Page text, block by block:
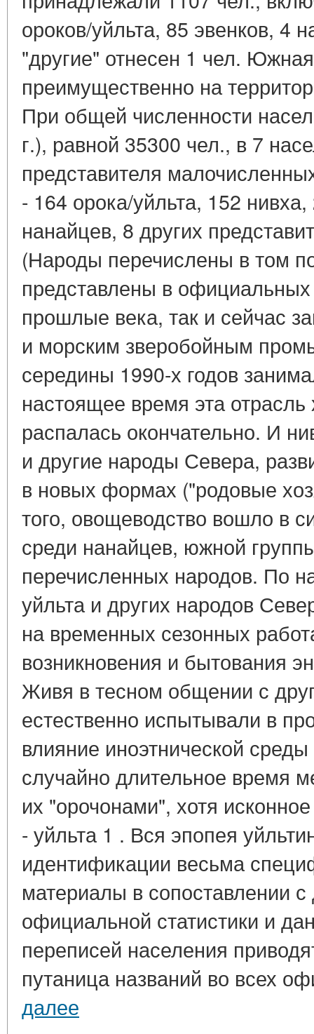
ороков/уйльта, 85 эвенков, 4
"другие" отнесен 1 чел.
преимущественно на
При общей численности
г.), равной 35300 чел., в 7
представителя
- 164 орока/уйльта, 152
нанайцев, 8 других
(Народы перечислены в том
представлены в
прошлые века, так и сейчас
и морским зверобойным
середины 1990-х годов
настоящее время эта отрасль
распалась окончательно. И
и другие народы Севера,
в новых формах ("родовые
того, овощеводство вошло в
среди нанайцев, южной
перечисленных народов. По
уйльта и других народов
на временных сезонных
возникновения и бытования
Живя в тесном общении с
естественно испытывали в
влияние иноэтнической
случайно длительное время
их "орочонами", хотя
- уйльта 1 . Вся эпопея
идентификации весьма
материалы в сопоставлении
официальной статистики и
переписей населения
путаница названий во всех
далее